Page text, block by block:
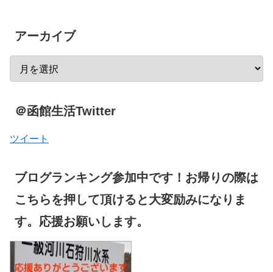
アーカイブ
＠函館生活Twitter
ツイート
ブログランキング参加中です！お帰りの際は
こちらを押して頂けると大変励みになりま
す。応援お願いします。